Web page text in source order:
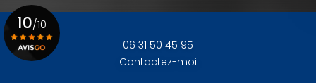
06 31 50 45 95
Contactez-moi
10/10